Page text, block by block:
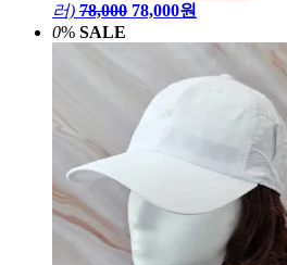
러) 78,000 78,000원
0% SALE